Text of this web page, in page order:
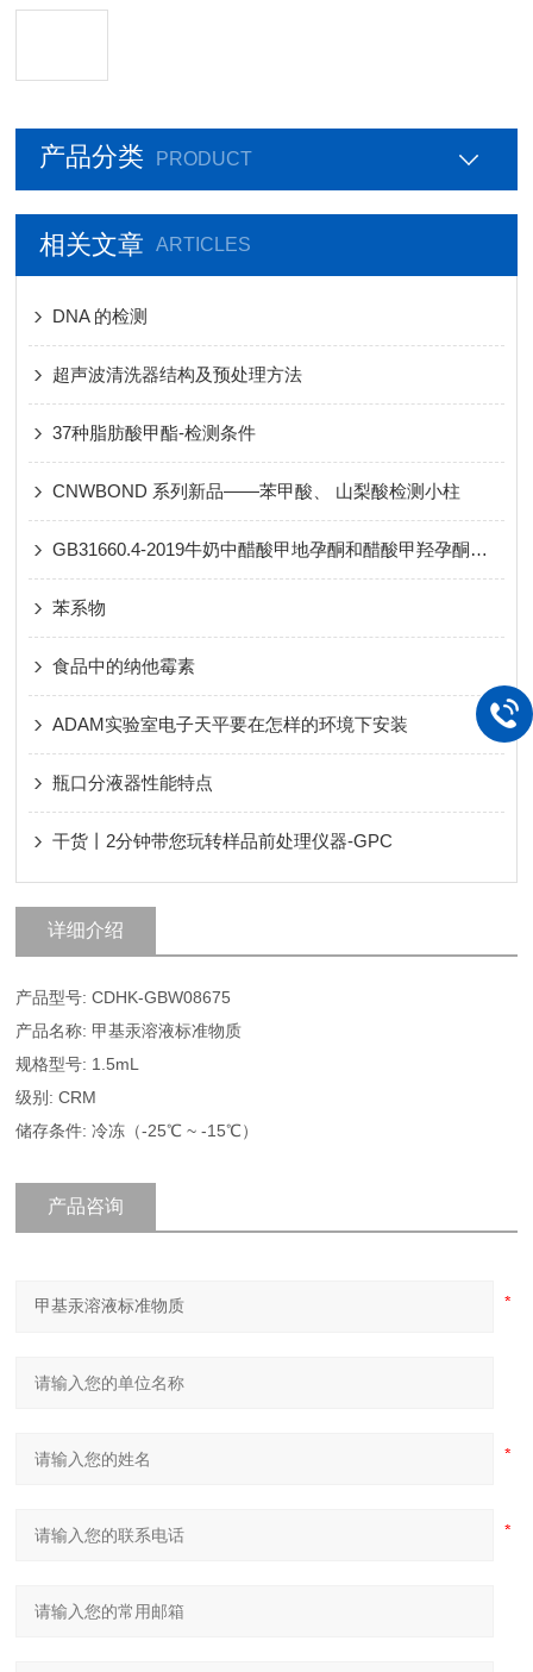
产品分类 PRODUCT
相关文章 ARTICLES
DNA 的检测
超声波清洗器结构及预处理方法
37种脂肪酸甲酯-检测条件
CNWBOND 系列新品——苯甲酸、 山梨酸检测小柱
GB31660.4-2019牛奶中醋酸甲地孕酮和醋酸甲羟孕酮残留量测定
苯系物
食品中的纳他霉素
ADAM实验室电子天平要在怎样的环境下安装
瓶口分液器性能特点
干货丨2分钟带您玩转样品前处理仪器-GPC
详细介绍
产品型号: CDHK-GBW08675
产品名称: 甲基汞溶液标准物质
规格型号: 1.5mL
级别: CRM
储存条件: 冷冻（-25℃ ~ -15℃）
产品咨询